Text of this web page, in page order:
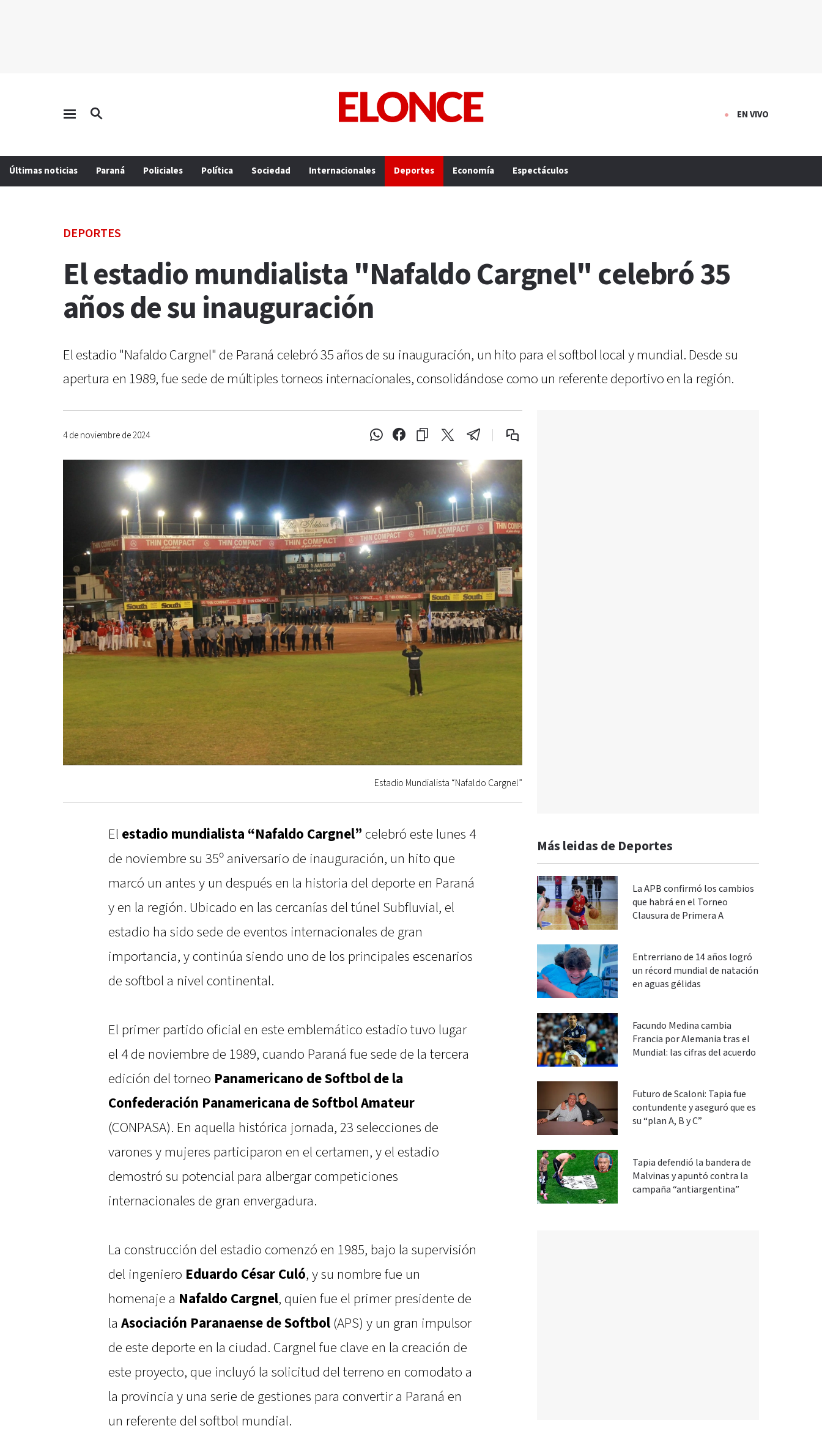
EN VIVO
Últimas noticias Paraná Policiales Política Sociedad Internacionales Deportes Economía Espectáculos
DEPORTES
El estadio mundialista "Nafaldo Cargnel" celebró 35
años de su inauguración
El estadio "Nafaldo Cargnel" de Paraná celebró 35 años de su inauguración, un hito para el softbol local y mundial. Desde su
apertura en 1989, fue sede de múltiples torneos internacionales, consolidándose como un referente deportivo en la región.
4 de noviembre de 2024
Estadio Mundialista “Nafaldo Cargnel”
El estadio mundialista “Nafaldo Cargnel” celebró este lunes 4
de noviembre su 35º aniversario de inauguración, un hito que
marcó un antes y un después en la historia del deporte en Paraná
y en la región. Ubicado en las cercanías del túnel Subfluvial, el
estadio ha sido sede de eventos internacionales de gran
importancia, y continúa siendo uno de los principales escenarios
de softbol a nivel continental.
El primer partido oficial en este emblemático estadio tuvo lugar
el 4 de noviembre de 1989, cuando Paraná fue sede de la tercera
edición del torneo Panamericano de Softbol de la
Confederación Panamericana de Softbol Amateur
(CONPASA). En aquella histórica jornada, 23 selecciones de
varones y mujeres participaron en el certamen, y el estadio
demostró su potencial para albergar competiciones
internacionales de gran envergadura.
La construcción del estadio comenzó en 1985, bajo la supervisión
del ingeniero Eduardo César Culó, y su nombre fue un
homenaje a Nafaldo Cargnel, quien fue el primer presidente de
la Asociación Paranaense de Softbol (APS) y un gran impulsor
de este deporte en la ciudad. Cargnel fue clave en la creación de
este proyecto, que incluyó la solicitud del terreno en comodato a
la provincia y una serie de gestiones para convertir a Paraná en
un referente del softbol mundial.
Más leidas de Deportes
La APB confirmó los cambios
que habrá en el Torneo
Clausura de Primera A
Entrerriano de 14 años logró
un récord mundial de natación
en aguas gélidas
Facundo Medina cambia
Francia por Alemania tras el
Mundial: las cifras del acuerdo
Futuro de Scaloni: Tapia fue
contundente y aseguró que es
su “plan A, B y C”
Tapia defendió la bandera de
Malvinas y apuntó contra la
campaña “antiargentina”